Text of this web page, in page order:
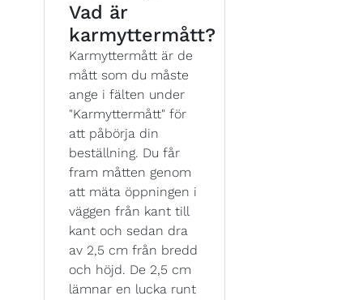
Vad är
karmyttermått?
Karmyttermått är de
mått som du måste
ange i fälten under
"Karmyttermått" för
att påbörja din
beställning. Du får
fram måtten genom
att mäta öppningen i
väggen från kant till
kant och sedan dra
av 2,5 cm från bredd
och höjd. De 2,5 cm
lämnar en lucka runt